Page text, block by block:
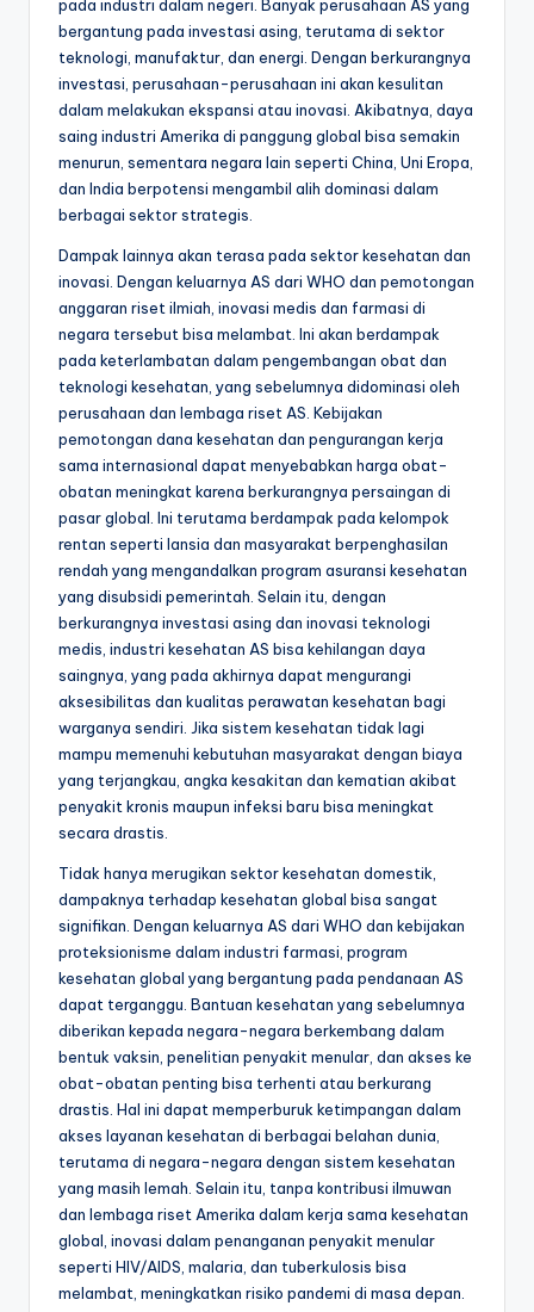
pada industri dalam negeri. Banyak perusahaan AS yang
bergantung pada investasi asing, terutama di sektor
teknologi, manufaktur, dan energi. Dengan berkurangnya
investasi, perusahaan-perusahaan ini akan kesulitan
dalam melakukan ekspansi atau inovasi. Akibatnya, daya
saing industri Amerika di panggung global bisa semakin
menurun, sementara negara lain seperti China, Uni Eropa,
dan India berpotensi mengambil alih dominasi dalam
berbagai sektor strategis.
Dampak lainnya akan terasa pada sektor kesehatan dan
inovasi. Dengan keluarnya AS dari WHO dan pemotongan
anggaran riset ilmiah, inovasi medis dan farmasi di
negara tersebut bisa melambat. Ini akan berdampak
pada keterlambatan dalam pengembangan obat dan
teknologi kesehatan, yang sebelumnya didominasi oleh
perusahaan dan lembaga riset AS. Kebijakan
pemotongan dana kesehatan dan pengurangan kerja
sama internasional dapat menyebabkan harga obat-
obatan meningkat karena berkurangnya persaingan di
pasar global. Ini terutama berdampak pada kelompok
rentan seperti lansia dan masyarakat berpenghasilan
rendah yang mengandalkan program asuransi kesehatan
yang disubsidi pemerintah. Selain itu, dengan
berkurangnya investasi asing dan inovasi teknologi
medis, industri kesehatan AS bisa kehilangan daya
saingnya, yang pada akhirnya dapat mengurangi
aksesibilitas dan kualitas perawatan kesehatan bagi
warganya sendiri. Jika sistem kesehatan tidak lagi
mampu memenuhi kebutuhan masyarakat dengan biaya
yang terjangkau, angka kesakitan dan kematian akibat
penyakit kronis maupun infeksi baru bisa meningkat
secara drastis.
Tidak hanya merugikan sektor kesehatan domestik,
dampaknya terhadap kesehatan global bisa sangat
signifikan. Dengan keluarnya AS dari WHO dan kebijakan
proteksionisme dalam industri farmasi, program
kesehatan global yang bergantung pada pendanaan AS
dapat terganggu. Bantuan kesehatan yang sebelumnya
diberikan kepada negara-negara berkembang dalam
bentuk vaksin, penelitian penyakit menular, dan akses ke
obat-obatan penting bisa terhenti atau berkurang
drastis. Hal ini dapat memperburuk ketimpangan dalam
akses layanan kesehatan di berbagai belahan dunia,
terutama di negara-negara dengan sistem kesehatan
yang masih lemah. Selain itu, tanpa kontribusi ilmuwan
dan lembaga riset Amerika dalam kerja sama kesehatan
global, inovasi dalam penanganan penyakit menular
seperti HIV/AIDS, malaria, dan tuberkulosis bisa
melambat, meningkatkan risiko pandemi di masa depan.